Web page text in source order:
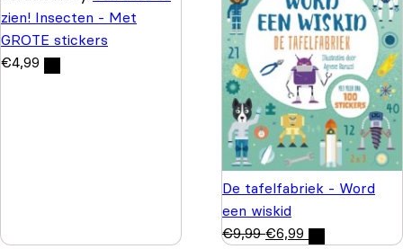
zien! Insecten - Met
GROTE stickers
€4,99
De tafelfabriek - Word
een wiskid
€9,99 €6,99